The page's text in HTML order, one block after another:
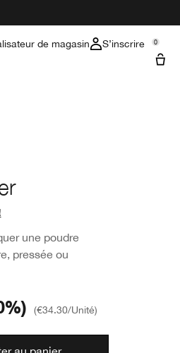
de magasin S’inscrire 0
une poudre
pressée ou
€34.30/Unité